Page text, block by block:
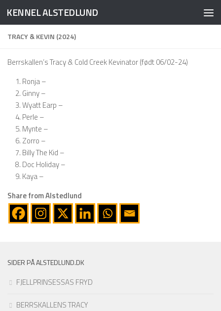
Skip to content
KENNEL ALSTEDLUND
TRACY & KEVIN (2024)
Berrskallen’s Tracy & Cold Creek Kevinator (født 06/02-24)
Ronja –
Ginny –
Wyatt Earp –
Perle –
Mynte –
Zorro –
Billy The Kid –
Doc Holiday –
Kaya –
Share from Alstedlund
SIDER PÅ ALSTEDLUND.DK
FJELLPRINSESSAS FRYD
BERRSKALLENS TRACY